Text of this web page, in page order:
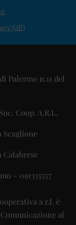
(UE)
Palermo n.11 del
Coop. A.R.L.
– 091335557
a r.l. è
al